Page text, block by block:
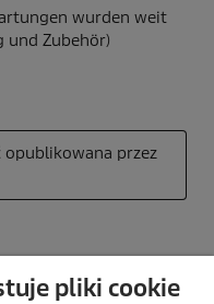
pliki cookie